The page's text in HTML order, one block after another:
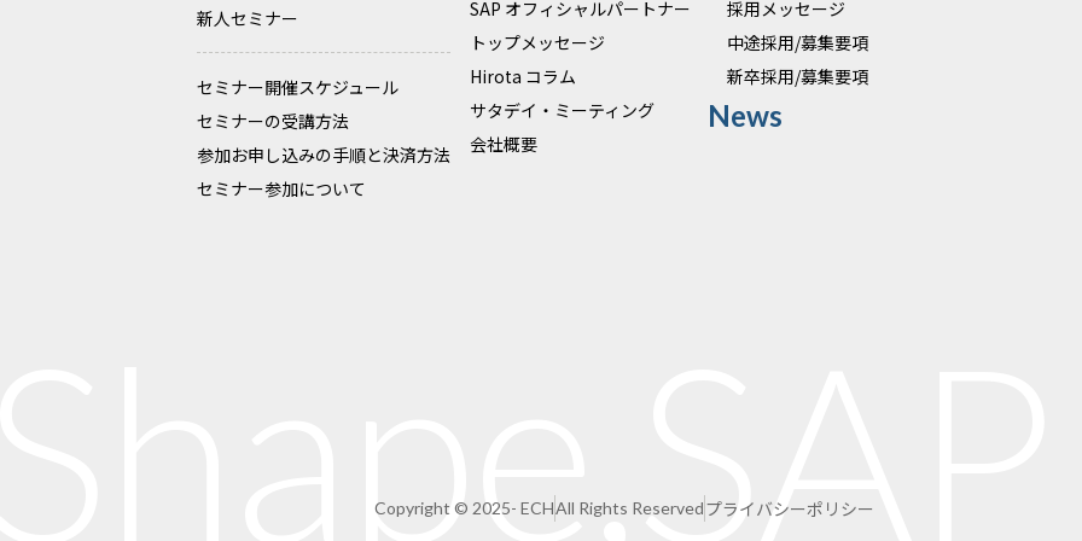
新人セミナー
セミナー開催スケジュール
セミナーの受講方法
参加お申し込みの手順と決済方法
セミナー参加について
SAP オフィシャルパートナー
トップメッセージ
Hirota コラム
サタデイ・ミーティング
会社概要
採用メッセージ
中途採用/募集要項
新卒採用/募集要項
News
Copyright © 2025- ECHAll Rights Reservedプライバシーポリシー